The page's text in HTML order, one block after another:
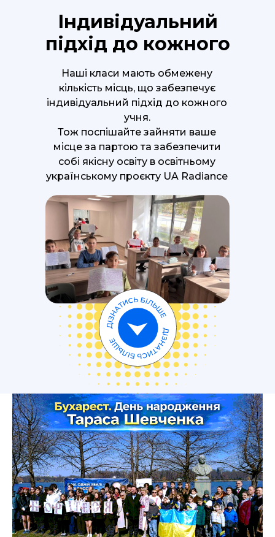
Індивідуальний
підхід до кожного
Наші класи мають обмежену
кількість місць, що забезпечує
індивідуальний підхід до кожного
учня.
Тож поспішайте зайняти ваше
місце за партою та забезпечити
собі якісну освіту в освітньому
українському проєкту UA Radiance